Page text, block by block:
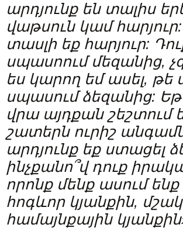
արդյունք են տալիս
վաթսուն կամ հարյուր:
տասլի եք հարյուր:
սպասոում մեզանից,
ես կարող եմ ասել, թե
սպասում ձեզանից:
վրա այդքան շեշտում
շատերն ուրիշ
արդյունք եք ստացել
ինչքանո՞վ դուք
որոնք մենք ասում ենք
հոգևոր կյանքին,
համայնքային կյանքին